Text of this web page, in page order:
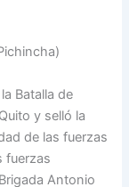
Batalla de
y selló la
de las fuerzas
fuerzas
Antonio